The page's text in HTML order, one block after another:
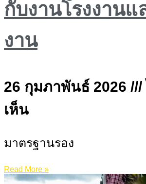
กับงานโรงงานแ
งาน
26 กุมภาพันธ์ 2026
เห็น
มาตรฐานรอง
Read More »